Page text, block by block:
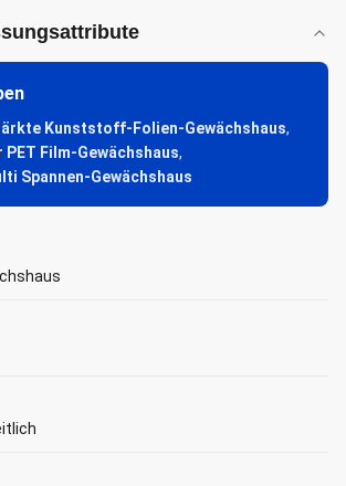
Kunststoff-Folien-Gewächshaus,
Film-Gewächshaus,
Spannen-Gewächshaus